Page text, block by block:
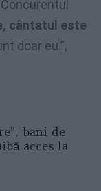
cântatul este
doar eu.”,
bani de
acces la